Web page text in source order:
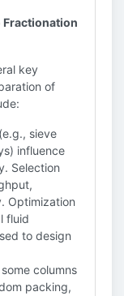
Fractionation
key
of
sieve
influence
Selection
Optimization
fluid
to design
columns
packing,